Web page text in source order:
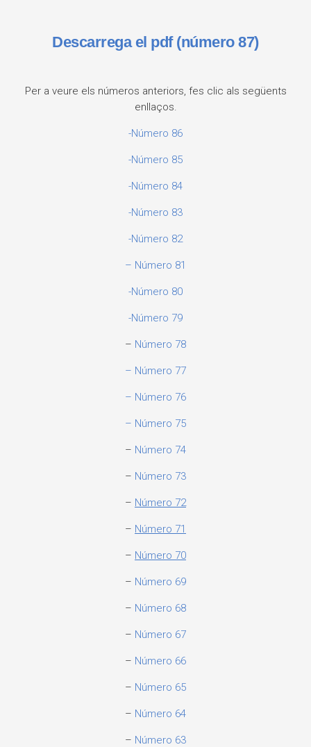
Descarrega el pdf (número 87)
Per a veure els números anteriors, fes clic als següents
enllaços.
-Número 86
-Número 85
-Número 84
-Número 83
-Número 82
– Número 81
-Número 80
-Número 79
– Número 78
– Número 77
– Número 76
– Número 75
– Número 74
– Número 73
– Número 72
– Número 71
– Número 70
– Número 69
– Número 68
– Número 67
– Número 66
– Número 65
– Número 64
– Número 63